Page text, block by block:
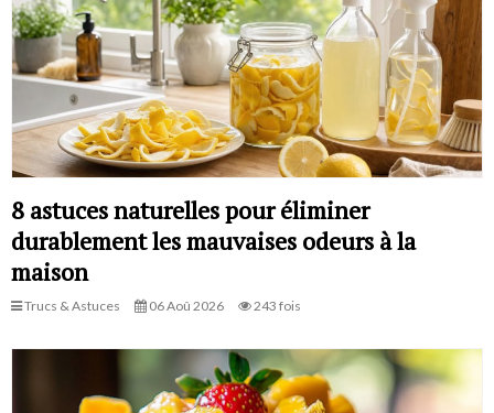
8 astuces naturelles pour éliminer
durablement les mauvaises odeurs à la
maison
Trucs & Astuces 06 Aoû 2026 243 fois